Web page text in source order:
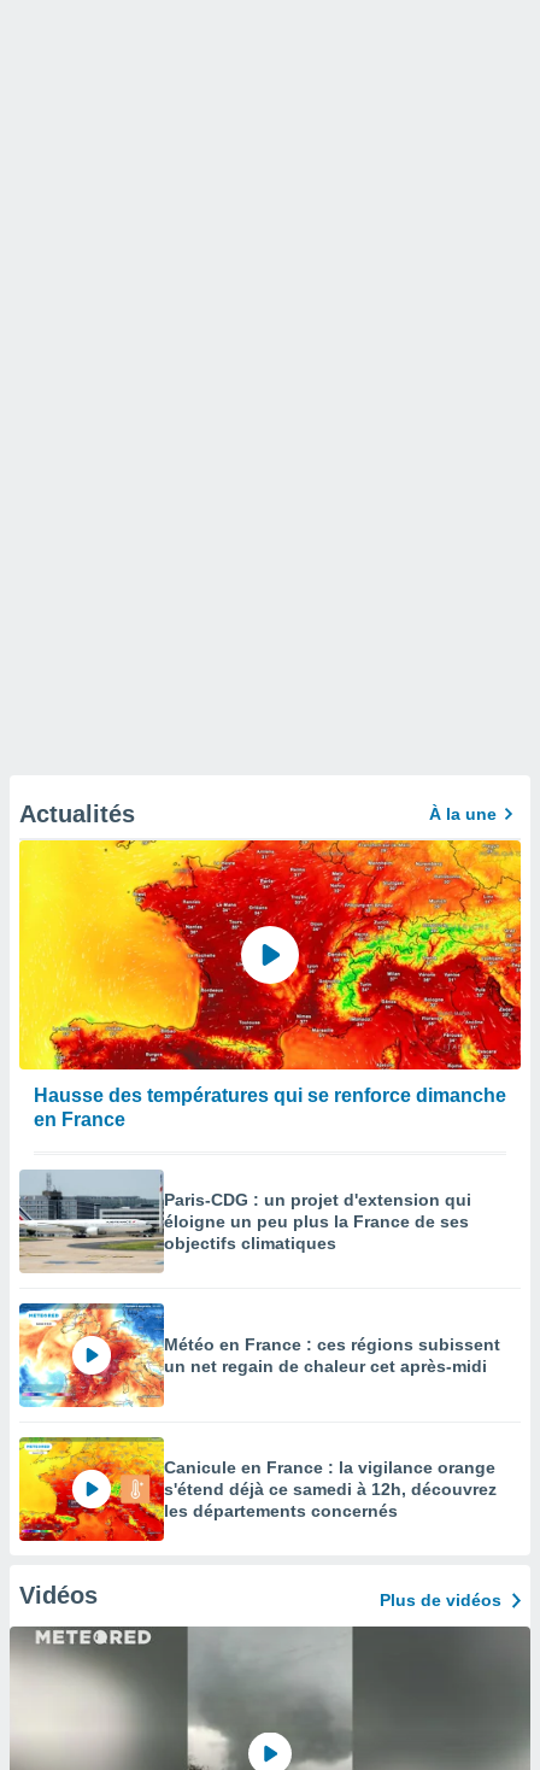
Actualités À la une
Hausse des températures qui se renforce dimanche
en France
Paris-CDG : un projet d'extension qui
éloigne un peu plus la France de ses
objectifs climatiques
Météo en France : ces régions subissent
un net regain de chaleur cet après-midi
Canicule en France : la vigilance orange
s'étend déjà ce samedi à 12h, découvrez
les départements concernés
Vidéos Plus de vidéos